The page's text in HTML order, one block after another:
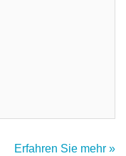
Erfahren Sie mehr »